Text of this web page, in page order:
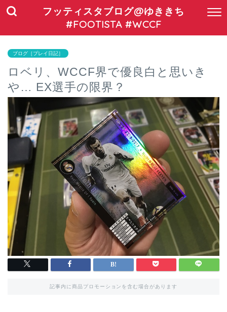
フッティスタブログ@ゆききち
#FOOTISTA #WCCF
ブログ［プレイ日記］
ロベリ、WCCF界で優良白と思いき
や… EX選手の限界？
記事内に商品プロモーションを含む場合があります